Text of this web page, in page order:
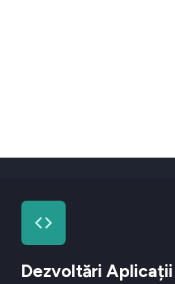
Dezvoltări Aplicații